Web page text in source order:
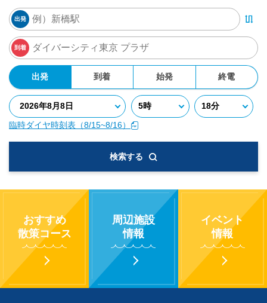
出発
到着
出発 到着 始発 終電
臨時ダイヤ時刻表（8/15~8/16）
検索する
おすすめ
散策コース
周辺施設
情報
イベント
情報